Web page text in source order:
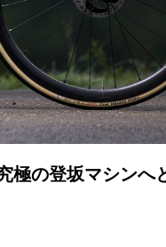
極の登坂マシンへ